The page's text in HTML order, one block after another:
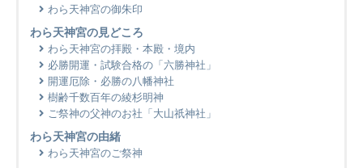
わら天神宮の御朱印
わら天神宮の見どころ
わら天神宮の拝殿・本殿・境内
必勝開運・試験合格の「六勝神社」
開運厄除・必勝の八幡神社
樹齢千数百年の綾杉明神
ご祭神の父神のお社「大山祇神社」
わら天神宮の由緒
わら天神宮のご祭神